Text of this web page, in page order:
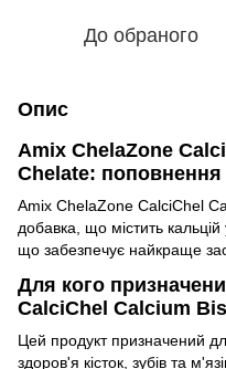
До обраного
Опис
Amix ChelaZone
Chelate: поповнення
Amix ChelaZone CalciChel
добавка, що містить кальцій
що забезпечує найкраще
Для кого
CalciChel Calcium
Цей продукт призначений
здоров'я кісток, зубів та